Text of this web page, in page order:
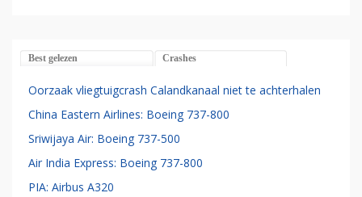
Best gelezen Crashes
Oorzaak vliegtuigcrash Calandkanaal niet te achterhalen
China Eastern Airlines: Boeing 737-800
Sriwijaya Air: Boeing 737-500
Air India Express: Boeing 737-800
PIA: Airbus A320